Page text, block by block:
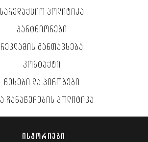
ᲡᲐᲠᲔᲓᲐᲥᲪᲘᲝ ᲞᲝᲚᲘᲢᲘᲙᲐ
ᲞᲐᲠᲢᲜᲘᲝᲠᲔᲑᲘ
ᲠᲔᲙᲚᲐᲛᲘᲡ ᲒᲐᲜᲗᲐᲕᲡᲔᲑᲐ
ᲙᲝᲜᲢᲐᲥᲢᲘ
ᲬᲔᲡᲔᲑᲘ ᲓᲐ ᲞᲘᲠᲝᲑᲔᲑᲘ
ᲩᲐᲜᲐᲬᲔᲠᲔᲑᲘᲡ ᲞᲝᲚᲘᲢᲘᲙᲐ
ᲘᲡᲢᲝᲠᲘᲔᲑᲘ